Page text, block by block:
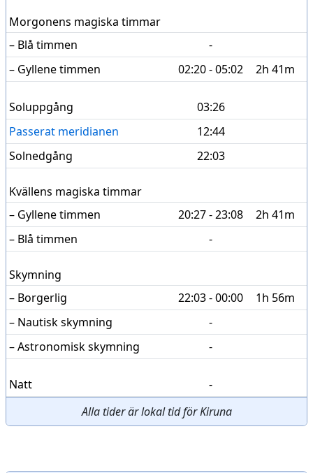
Morgonens magiska timmar
– Blå timmen
-
– Gyllene timmen
02:20 - 05:02 2h 41m
Soluppgång
03:26
Passerat meridianen
12:44
Solnedgång
22:03
Kvällens magiska timmar
– Gyllene timmen
20:27 - 23:08
2h 41m
– Blå timmen
-
Skymning
– Borgerlig
22:03 - 00:00
1h 56m
– Nautisk skymning
-
– Astronomisk skymning
-
Natt
-
Alla tider är lokal tid för Kiruna